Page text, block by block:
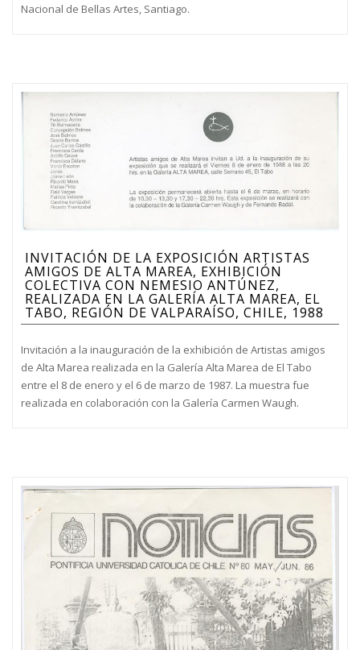
Nacional de Bellas Artes, Santiago.
INVITACIÓN DE LA EXPOSICIÓN ARTISTAS
AMIGOS DE ALTA MAREA, EXHIBICIÓN
COLECTIVA CON NEMESIO ANTÚNEZ,
REALIZADA EN LA GALERÍA ALTA MAREA, EL
TABO, REGIÓN DE VALPARAÍSO, CHILE, 1988
Invitación a la inauguración de la exhibición de Artistas amigos
de Alta Marea realizada en la Galería Alta Marea de El Tabo
entre el 8 de enero y el 6 de marzo de 1987. La muestra fue
realizada en colaboración con la Galería Carmen Waugh.